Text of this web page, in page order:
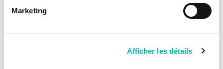
Marketing
Afficher les détails